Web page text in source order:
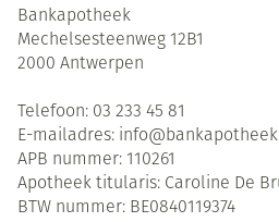
Bankapotheek
Mechelsesteenweg 12B1
2000 Antwerpen
Telefoon: 03 233 45 81
E-mailadres: info@
APB nummer: 110261
Apotheek titularis: Caroline De
BTW nummer: BE0840119374